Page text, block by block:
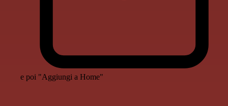
e poi "Aggiungi a Home"